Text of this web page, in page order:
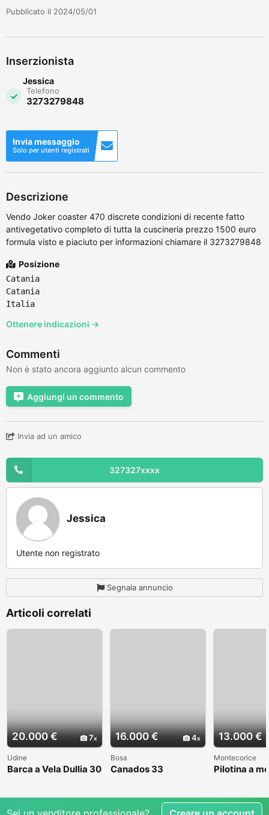
Pubblicato il 2024/05/01
Inserzionista
Jessica
Telefono
3273279848
Invia messaggio
Solo per utenti registrati
Descrizione
Vendo Joker coaster 470 discrete condizioni di recente fatto
antivegetativo completo di tutta la cuscineria prezzo 1500 euro
formula visto e piaciuto per informazioni chiamare il 3273279848
Posizione
Catania
Catania
Italia
Ottenere indicazioni →
Commenti
Non è stato ancora aggiunto alcun commento
Aggiungi un commento
Invia ad un amico
327327xxxx
Jessica
Utente non registrato
Segnala annuncio
Articoli correlati
20.000 € 7
Udine
Barca a Vela Dullia 30
16.000 € 4
Bosa
Canados 33
13.000 €
Montecorice
Pilotina a